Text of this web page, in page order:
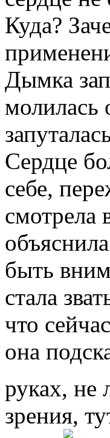
Куда?
Дымка
молилась
Сердце
себе,
смотрела
быть
стала
что
она
руках, не
зрения,